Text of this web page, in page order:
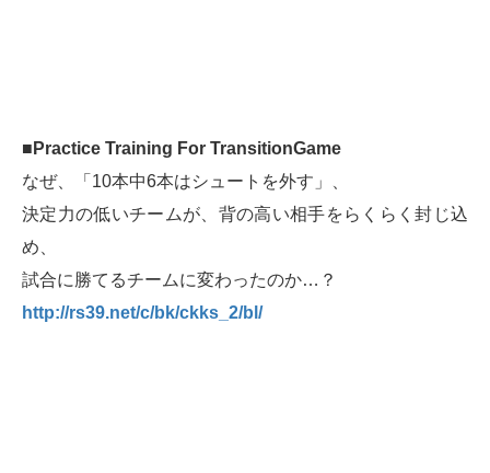
■Practice Training For TransitionGame
なぜ、「10本中6本はシュートを外す」、
決定力の低いチームが、背の高い相手をらくらく封じ込
め、
試合に勝てるチームに変わったのか…？
http://rs39.net/c/bk/ckks_2/bl/